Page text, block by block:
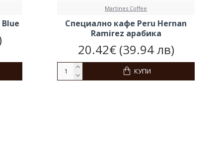
Martines Coffee
Специално кафе Peru Hernan
Ramirez арабика
20.42€ (39.94 лв)
КУПИ